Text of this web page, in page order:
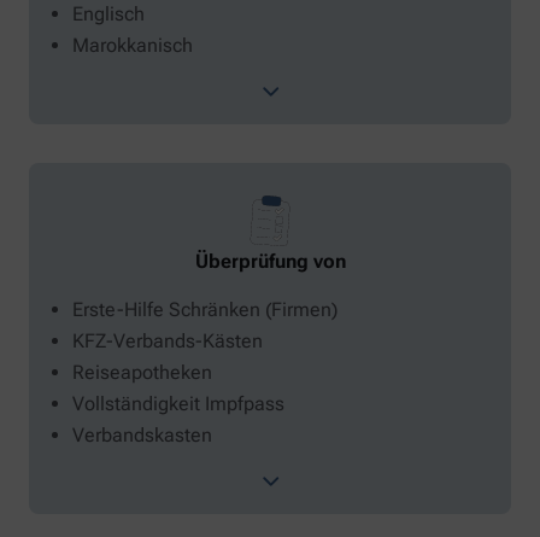
Englisch
Marokkanisch
Überprüfung von
Erste-Hilfe Schränken (Firmen)
KFZ-Verbands-Kästen
Reiseapotheken
Vollständigkeit Impfpass
Verbandskasten